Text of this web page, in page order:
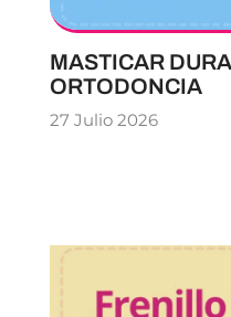
MASTICAR
ORTODONCIA
27 Julio 2026